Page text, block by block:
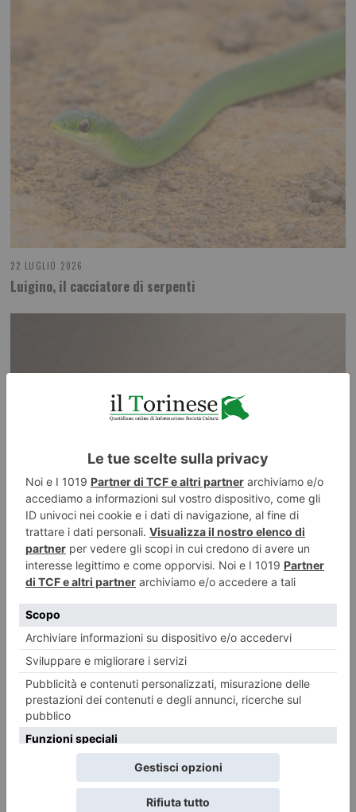
22 LUGLIO 2026
Luigino, il cacciatore di serpenti
Amelia e le tristi letture
REDAZIONE IL TORINESE